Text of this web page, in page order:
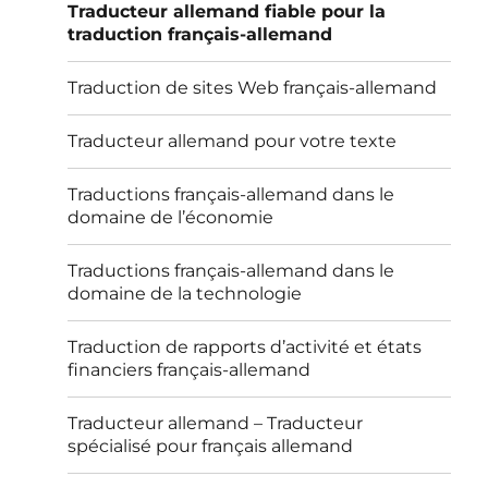
Traducteur allemand fiable pour la
traduction français-allemand
Traduction de sites Web français-allemand
Traducteur allemand pour votre texte
Traductions français-allemand dans le
domaine de l’économie
Traductions français-allemand dans le
domaine de la technologie
Traduction de rapports d’activité et états
financiers français-allemand
Traducteur allemand – Traducteur
spécialisé pour français allemand